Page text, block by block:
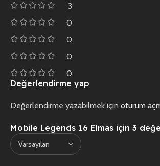
3
0
0
0
0
Mobile Legends 16 Elmas için 3
Değerlendirme yap
Değerlendirme yazabilmek için oturum